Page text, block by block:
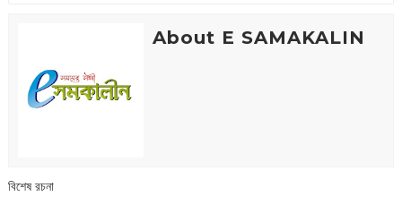
About E SAMAKALIN
বিশেষ রচনা